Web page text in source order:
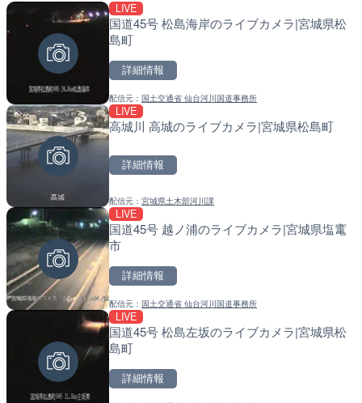
LIVE
国道45号 松島海岸のライブカメラ|宮城県松
島町
詳細情報
配信元：国土交通省 仙台河川国道事務所
LIVE
高城川 高城のライブカメラ|宮城県松島町
詳細情報
配信元：宮城県土木部河川課
LIVE
国道45号 越ノ浦のライブカメラ|宮城県塩竃
市
詳細情報
配信元：国土交通省 仙台河川国道事務所
LIVE
国道45号 松島左坂のライブカメラ|宮城県松
島町
詳細情報
国道1号 国府津海岸のラ
配信元：神奈川県庁
羽田空港第2旅客ターミナ
配信元：
黒潮本陣から太平洋・久
配信元：鰹乃國の湯宿 黒潮本陣
日本全国・緊急地震速報
南出川水門付近のライブ
配信元：日高町役場
比井川水門付近から比井
配信元：
小浦川水門付近から小浦
配信元：日高町役場
産湯川水門付近のライブ